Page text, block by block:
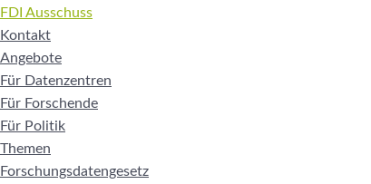
FDI Ausschuss
Kontakt
Angebote
Für Datenzentren
Für Forschende
Für Politik
Themen
Forschungsdatengesetz